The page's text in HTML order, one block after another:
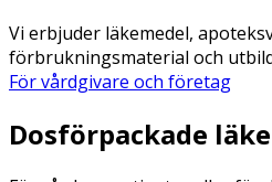
Vi erbjuder läkemedel,
förbrukningsmaterial och
För vårdgivare och företag
Dosförpackade